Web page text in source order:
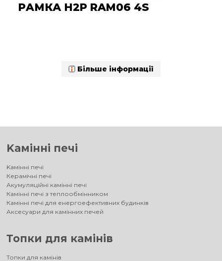
РAМКА H2P RAM06 4S
Більше інформації
Kамінні печі
Kамінні печі
Керамічні печі
Акумуляційні камінні печі
Камінні печі з теплообмінником
Камінні печі для енергоефективних будинків
Аксесуари для камінних печей
Топки для камінів
Топки для камінів